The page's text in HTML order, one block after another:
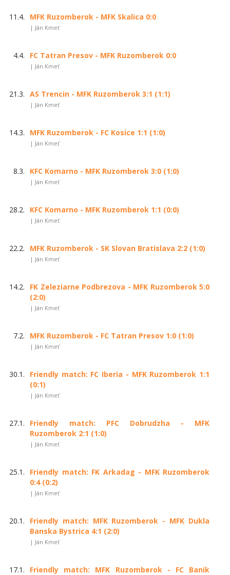
11.4. MFK Ruzomberok - MFK Skalica 0:0
| Ján Kmeť
4.4. FC Tatran Presov - MFK Ruzomberok 0:0
| Ján Kmeť
21.3. AS Trencin - MFK Ruzomberok 3:1 (1:1)
| Ján Kmeť
14.3. MFK Ruzomberok - FC Kosice 1:1 (1:0)
| Ján Kmeť
8.3. KFC Komarno - MFK Ruzomberok 3:0 (1:0)
| Ján Kmeť
28.2. KFC Komarno - MFK Ruzomberok 1:1 (0:0)
| Ján Kmeť
22.2. MFK Ruzomberok - SK Slovan Bratislava 2:2 (1:0)
| Ján Kmeť
14.2.
FK Zeleziarne Podbrezova - MFK Ruzomberok 5:0
(2:0)
| Ján Kmeť
7.2. MFK Ruzomberok - FC Tatran Presov 1:0 (1:0)
| Ján Kmeť
30.1.
Friendly match: FC Iberia - MFK Ruzomberok 1:1
(0:1)
| Ján Kmeť
27.1.
Friendly match: PFC Dobrudzha - MFK
Ruzomberok 2:1 (1:0)
| Ján Kmeť
25.1.
Friendly match: FK Arkadag - MFK Ruzomberok
0:4 (0:2)
| Ján Kmeť
20.1.
Friendly match: MFK Ruzomberok - MFK Dukla
Banska Bystrica 4:1 (2:0)
| Ján Kmeť
17.1.
Friendly match: MFK Ruzomberok - FC Banik